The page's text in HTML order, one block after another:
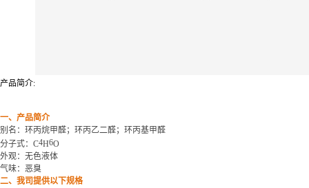
产品简介:
一、产品简介
别名：环丙烷甲醛；环丙乙二醛；环丙基甲醛
分子式： C4H6O
外观：无色液体
气味：恶臭
二、我司提供以下规格